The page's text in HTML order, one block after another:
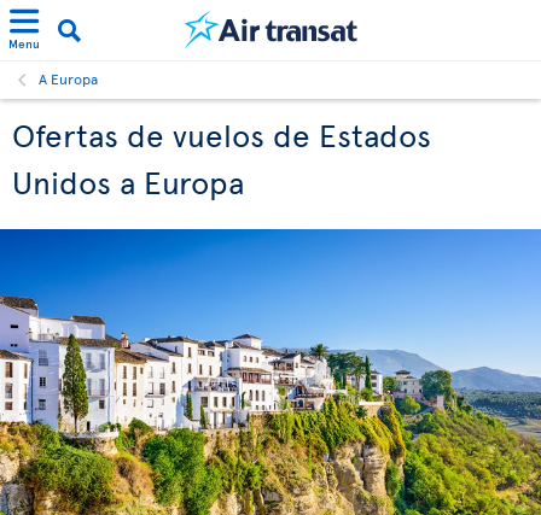
Menu
A Europa
Ofertas de vuelos de Estados
Unidos a Europa